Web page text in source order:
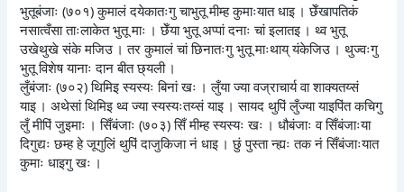
भुतूबंजाः (७०१) कुमालं दयेकातःगु चाभुतू मीम्ह कुमाःयात धाइ । छेँखापतिकं
नसात्वँसा ताःलाकेत भुतू माः । छेँया भुतू अप्पां दनाः चां इलातइ । थ्व भुतू
उखेथुखे संके मजिउ । तर कुमालं चां छिनातःगु भुतू माःथाय् यंकेजिउ । थुज्वःगु
भुतू विशेष यानाः दान बीत छ्यली ।
लुँबंजाः (७०२) थिमिइ स्यस्यः बिनां खः । लुँया ज्या वज्राचार्य वा शाक्यतय्सं
याइ । अथेसां थिमिइ थ्व ज्या स्यस्यःतय्सं याइ । सायद थुपिं लुँज्या याइपिंत कचिगु
लुँ मीपिं जुइमाः । सिँबंजाः (७०३) सिँ मीम्ह स्यस्यः खः । धौबंजाः व सिँबंजाःया
दिगुद्यः छम्ह हे जूगुलिं थुपिं दाजुकिजा नं धाइ । छुं पुस्ता न्ह्यः तक नं सिँबंजाःयात
कुमाः धाइगु खः ।